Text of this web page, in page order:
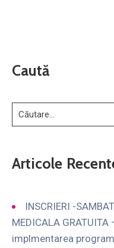
Caută
Articole
INSCRIERI -
MEDICALA
implmentarea